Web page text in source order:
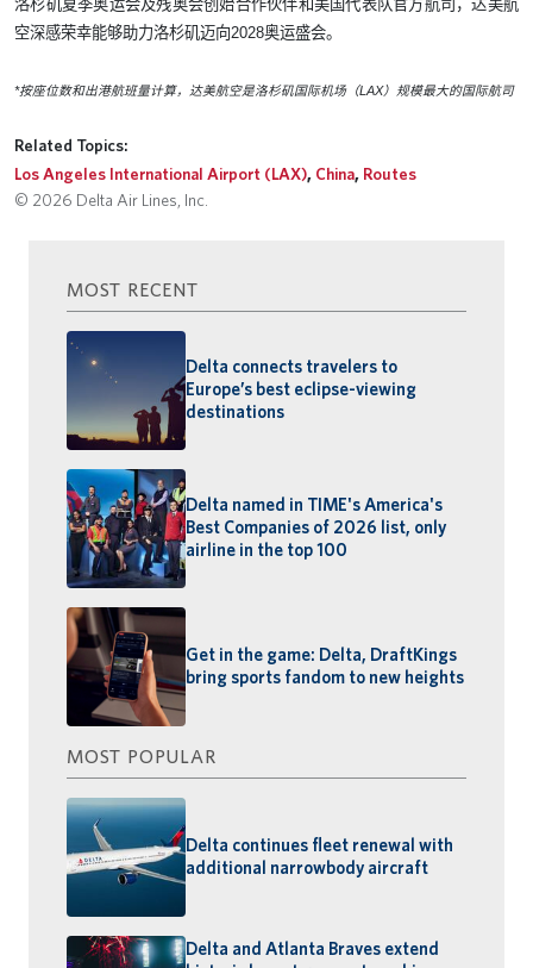
洛杉矶夏季奥运会及残奥会创始合作伙伴和美国代表队官方航司，达美航
空深感荣幸能够助力洛杉矶迈向2028奥运盛会。
*按座位数和出港航班量计算，达美航空是洛杉矶国际机场（LAX）规模最大的国际航司
Related Topics:
Los Angeles International Airport (LAX), China, Routes
© 2026 Delta Air Lines, Inc.
MOST RECENT
Delta connects travelers to
Europe’s best eclipse-viewing
destinations
Delta named in TIME's America's
Best Companies of 2026 list, only
airline in the top 100
Get in the game: Delta, DraftKings
bring sports fandom to new heights
MOST POPULAR
Delta continues fleet renewal with
additional narrowbody aircraft
Delta and Atlanta Braves extend